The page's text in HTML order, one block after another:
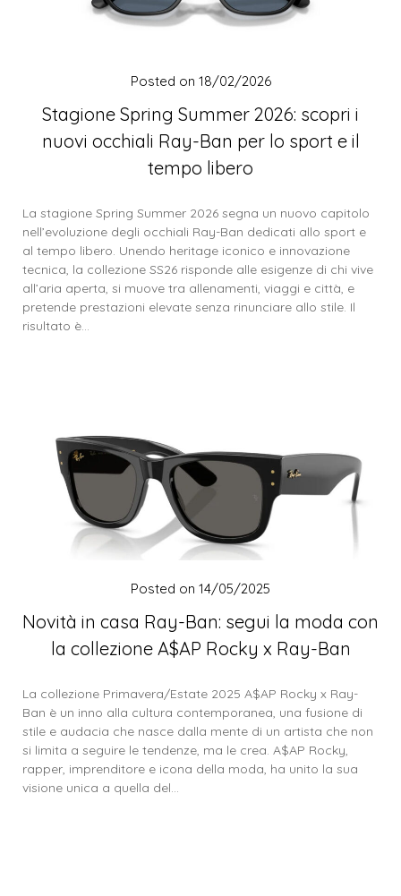
Stagione Spring Summer 2026: scopri i
nuovi occhiali Ray-Ban per lo sport e il
tempo libero
Posted on 18/02/2026
La stagione Spring Summer 2026 segna un nuovo capitolo
nell’evoluzione degli occhiali Ray-Ban dedicati allo sport e
al tempo libero. Unendo heritage iconico e innovazione
tecnica, la collezione SS26 risponde alle esigenze di chi vive
all’aria aperta, si muove tra allenamenti, viaggi e città, e
pretende prestazioni elevate senza rinunciare allo stile. Il
risultato è…
Novità in casa Ray-Ban: segui la moda con
la collezione A$AP Rocky x Ray-Ban
Posted on 14/05/2025
La collezione Primavera/Estate 2025 A$AP Rocky x Ray-
Ban è un inno alla cultura contemporanea, una fusione di
stile e audacia che nasce dalla mente di un artista che non
si limita a seguire le tendenze, ma le crea. A$AP Rocky,
rapper, imprenditore e icona della moda, ha unito la sua
visione unica a quella del…